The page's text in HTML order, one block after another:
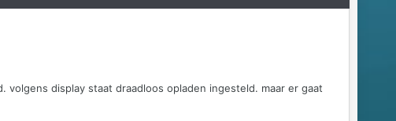
display staat draadloos opladen ingesteld. maar er gaat